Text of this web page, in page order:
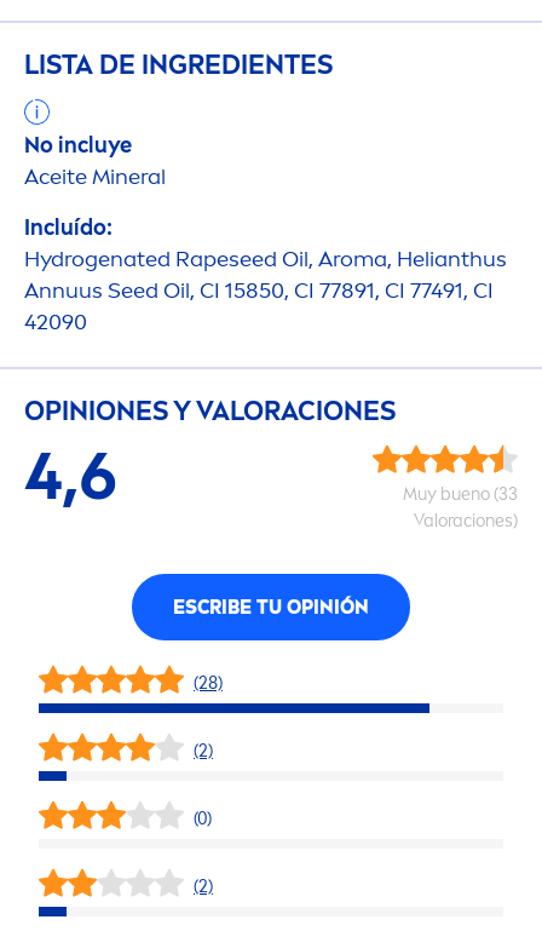
LISTA DE INGREDIENTES
No incluye
Aceite Mineral
Incluído:
Hydrogenated Rapeseed Oil, Aroma, Helianthus
Annuus Seed Oil, CI 15850, CI 77891, CI 77491, CI
42090
OPINIONES Y VALORACIONES
4,6
Muy bueno (33
Valoraciones)
ESCRIBE TU OPINIÓN
(28)
(2)
(0)
(2)